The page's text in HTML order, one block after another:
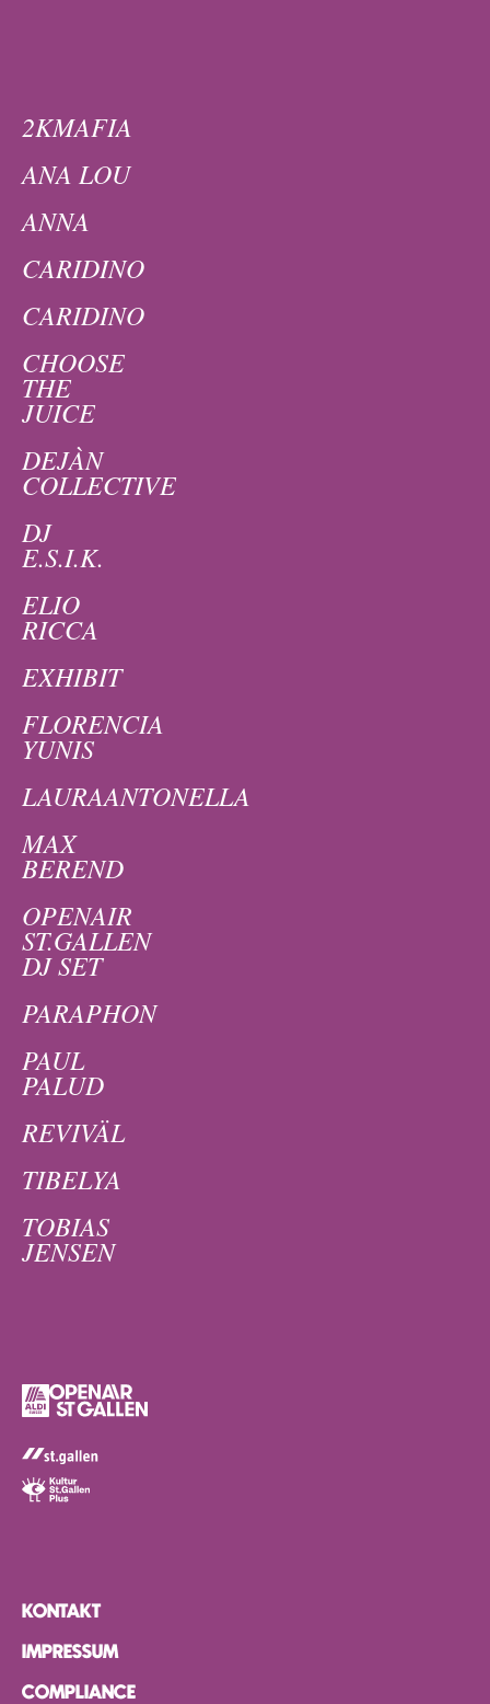
2KMAFIA
ANA LOU
ANNA
CARIDINO
CARIDINO
CHOOSE
THE
JUICE
DEJÀN
COLLECTIVE
DJ
E.S.I.K.
ELIO
RICCA
EXHIBIT
FLORENCIA
YUNIS
LAURAANTONELLA
MAX
BEREND
OPENAIR
ST.GALLEN
DJ SET
PARAPHON
PAUL
PALUD
REVIVÄL
TIBELYA
TOBIAS
JENSEN
KONTAKT
IMPRESSUM
COMPLIANCE